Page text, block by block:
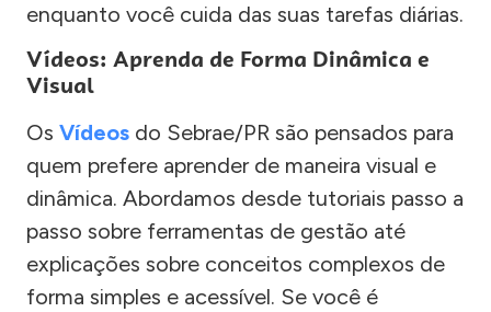
enquanto você cuida das suas tarefas diárias.
Vídeos: Aprenda de Forma Dinâmica e
Visual
Os Vídeos do Sebrae/PR são pensados para
quem prefere aprender de maneira visual e
dinâmica. Abordamos desde tutoriais passo a
passo sobre ferramentas de gestão até
explicações sobre conceitos complexos de
forma simples e acessível. Se você é